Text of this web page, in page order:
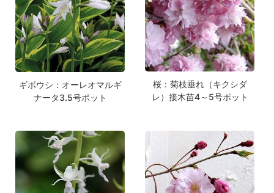
ギボウシ：オーレオマルギ
ナータ3.5号ポット
桜：菊枝垂れ（キクシダ
レ）接木苗4～5号ポット